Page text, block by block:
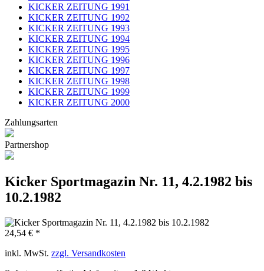
KICKER ZEITUNG 1991
KICKER ZEITUNG 1992
KICKER ZEITUNG 1993
KICKER ZEITUNG 1994
KICKER ZEITUNG 1995
KICKER ZEITUNG 1996
KICKER ZEITUNG 1997
KICKER ZEITUNG 1998
KICKER ZEITUNG 1999
KICKER ZEITUNG 2000
Zahlungsarten
Partnershop
Kicker Sportmagazin Nr. 11, 4.2.1982 bis
10.2.1982
24,54 € *
inkl. MwSt. zzgl. Versandkosten